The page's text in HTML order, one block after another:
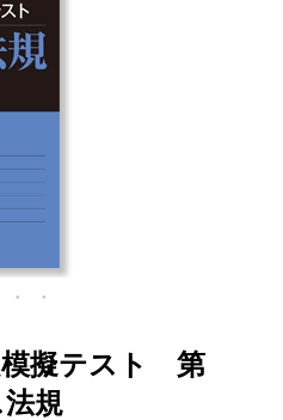
】
】
】
】
】
】
】
】
模擬テスト 第
法規